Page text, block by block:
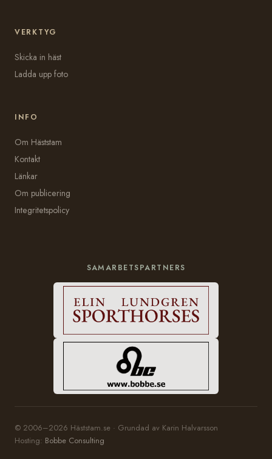
VERKTYG
Skicka in häst
Ladda upp foto
INFO
Om Häststam
Kontakt
Länkar
Om publicering
Integritetspolicy
SAMARBETSPARTNERS
© 2006–2026 Häststam.se · Grundad av Karin Halvarsson
Hosting: Bobbe Consulting